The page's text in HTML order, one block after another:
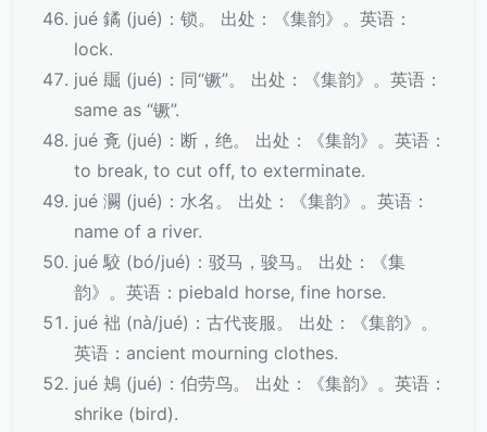
jué 鐍 (jué)：锁。 出处：《集韵》。英语：
lock.
jué 镼 (jué)：同“镢”。 出处：《集韵》。英语：
same as “镢”.
jué 斍 (jué)：断，绝。 出处：《集韵》。英语：
to break, to cut off, to exterminate.
jué 灍 (jué)：水名。 出处：《集韵》。英语：
name of a river.
jué 駮 (bó/jué)：驳马，骏马。 出处：《集
韵》。英语：piebald horse, fine horse.
jué 袦 (nà/jué)：古代丧服。 出处：《集韵》。
英语：ancient mourning clothes.
jué 鴂 (jué)：伯劳鸟。 出处：《集韵》。英语：
shrike (bird).